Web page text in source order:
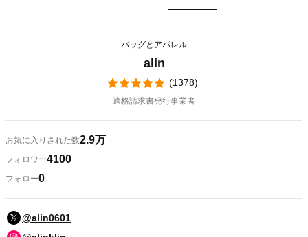
バッグとアパレル
alin
(1378)
適格請求書発行事業者
お気に入りされた数2.9万
フォロワー4100
フォロー0
@alin0601